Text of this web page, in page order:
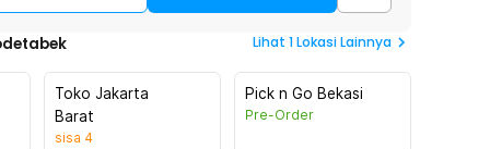
Lihat 1Lokasi Lainnya
Toko Jakarta
Barat
sisa 4
Pick n Go Bekasi
Pre-Order